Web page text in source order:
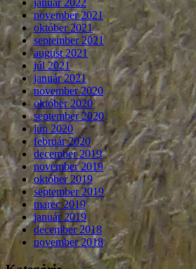
január 2022
november 2021
október 2021
september 2021
august 2021
júl 2021
január 2021
november 2020
október 2020
september 2020
jún 2020
február 2020
december 2019
november 2019
október 2019
september 2019
marec 2019
január 2019
december 2018
november 2018